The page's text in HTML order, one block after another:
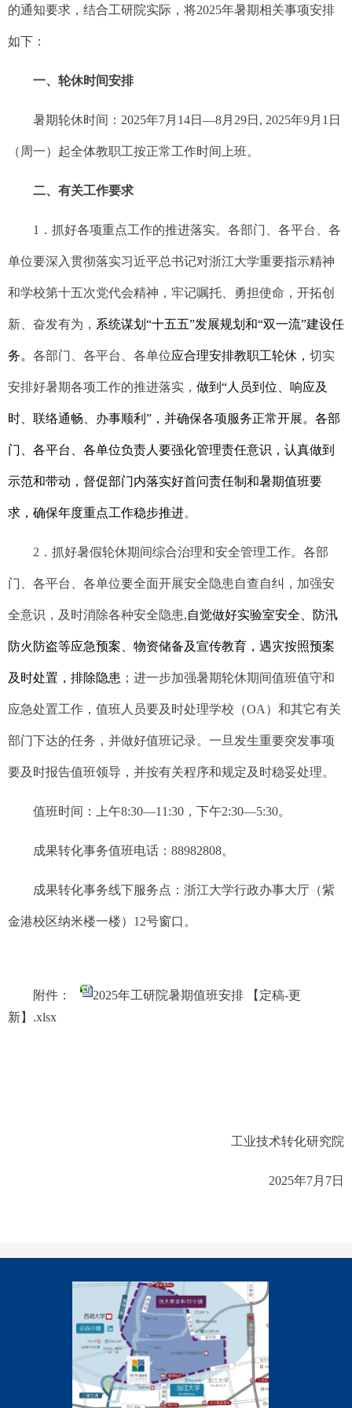
的通知要求，结合工研院实际，将2025年暑期相关事项安排
如下：
一、轮休时间安排
暑期轮休时间： 2025年7月 14日 —8月 29日 , 2025年9月 1 日
（周一）起全体教职工按正常工作时间上班。
二、有关工作要求
1 ．抓好各项重点工作的推进落实。各部门、各平台、各
单位要深入贯彻落实习近平总书记对浙江大学重要指示精神
和学校第十五次党代会精神，牢记嘱托、勇担使命，开拓创
新、奋发有为 ， 系统谋划 “十五五”发展规划和“双一流”建设任
务。 各部门、各平台、各单位应合理安排教职工轮休， 切实
安排好暑期各项工作的推进落实， 做到 “人员到位、响应及
时、联络通畅、办事顺利 ” ，并确保各项服务正常开展。 各部
门、 各平台、 各单位负责人要强化管理责任意识，认真做到
示范和带动，督促部门内落实好首问责任制和暑期值班要
求，确保年度重点工作稳步推进。
2 ．抓好暑假轮休期间综合治理和安全管理工作。各部
门、各平台、各单位要全面开展安全隐患自查自纠，加强安
全意识，及时消除各种安全隐患,自觉做好实验室安全、防汛
防火防盗等应急预案、物资储备及宣传教育，遇灾按照预案
及时处置，排除隐患 ；进一步加强暑期轮休期间值班值守和
应急处置工作，值班人员要及时处理学校（OA ）和其它有关
部门下达的任务，并做好值班记录。一旦发生重要突发事项
要及时报告值班领导，并按有关程序和规定及时稳妥处理。
值班时间：上午8:30—11:30 ，下午2:30—5:30。
成果转化事务值班电话： 88982808。
成果转化事务线下服务点：浙江大学行政办事大厅（紫
金港校区纳米楼一楼） 12号窗口。
附件：
2025年工研院暑期值班安排 【定稿-更
新】.xlsx
工业技术转化研究院
2025年7月 7日